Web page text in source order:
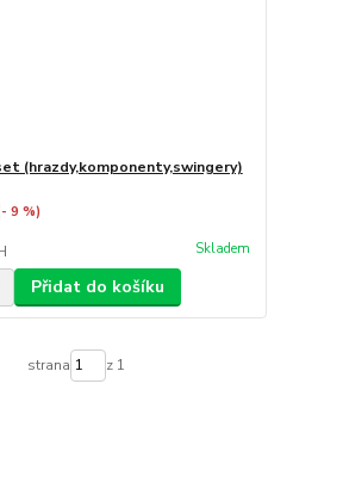
(hrazdy,komponenty,swingery)
9 %)
Skladem
Přidat do košíku
strana z 1